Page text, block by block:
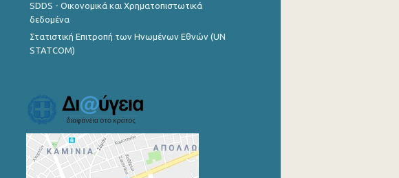
SDDS - Οικονομικά και Χρηματοπιστωτικά
δεδομένα
Στατιστική Επιτροπή των Ηνωμένων Εθνών (UN
STATCOM)